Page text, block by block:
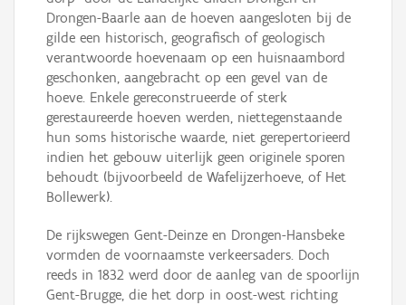
Drongen-Baarle aan de hoeven aangesloten bij de
gilde een historisch, geografisch of geologisch
verantwoorde hoevenaam op een huisnaambord
geschonken, aangebracht op een gevel van de
hoeve. Enkele gereconstrueerde of sterk
gerestaureerde hoeven werden, niettegenstaande
hun soms historische waarde, niet gerepertorieerd
indien het gebouw uiterlijk geen originele sporen
behoudt (bijvoorbeeld de Wafelijzerhoeve, of Het
Bollewerk).
De rijkswegen Gent-Deinze en Drongen-Hansbeke
vormden de voornaamste verkeersaders. Doch
reeds in 1832 werd door de aanleg van de spoorlijn
Gent-Brugge, die het dorp in oost-west richting